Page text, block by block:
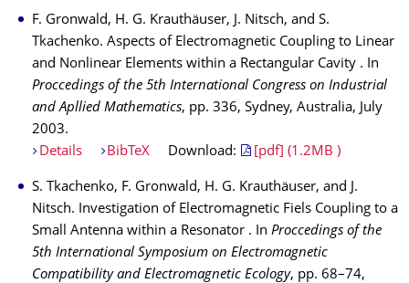
F. Gronwald, H. G. Krauthäuser, J. Nitsch, and S.
Tkachenko. Aspects of Electromagnetic Coupling to Linear
and Nonlinear Elements within a Rectangular Cavity . In
Proccedings of the 5th International Congress on Industrial
and Apllied Mathematics, pp. 336, Sydney, Australia, July
2003.
Details
BibTeX Download: [pdf] (1.2MB )
S. Tkachenko, F. Gronwald, H. G. Krauthäuser, and J.
Nitsch. Investigation of Electromagnetic Fiels Coupling to a
Small Antenna within a Resonator . In Proccedings of the
5th International Symposium on Electromagnetic
Compatibility and Electromagnetic Ecology, pp. 68–74,